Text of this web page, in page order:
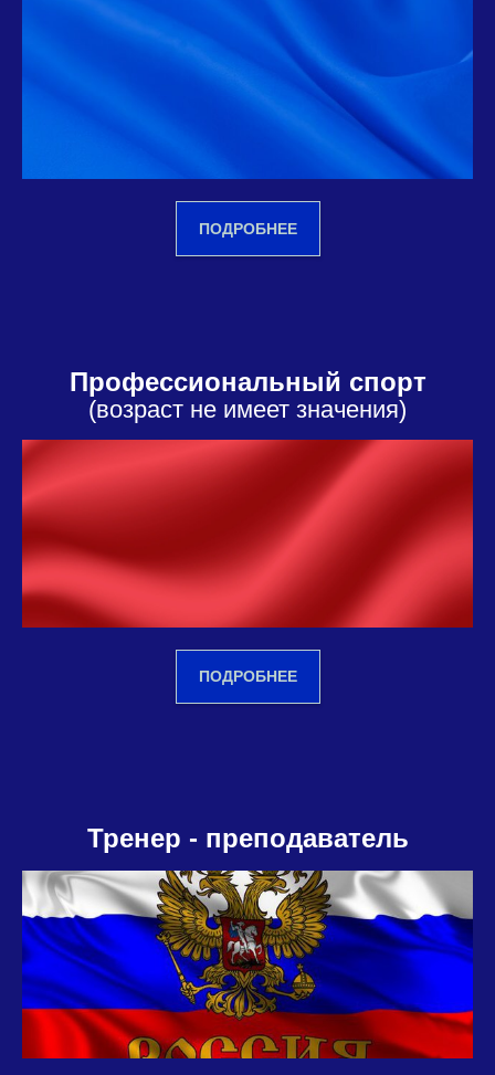
ПОДРОБНЕЕ
Профессиональный спорт
(возраст не имеет значения)
ПОДРОБНЕЕ
Тренер - преподаватель